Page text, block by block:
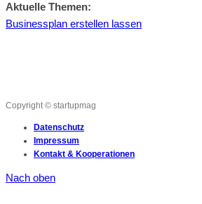
Aktuelle Themen:
Businessplan erstellen lassen
Copyright © startupmag
Datenschutz
Impressum
Kontakt & Kooperationen
Nach oben